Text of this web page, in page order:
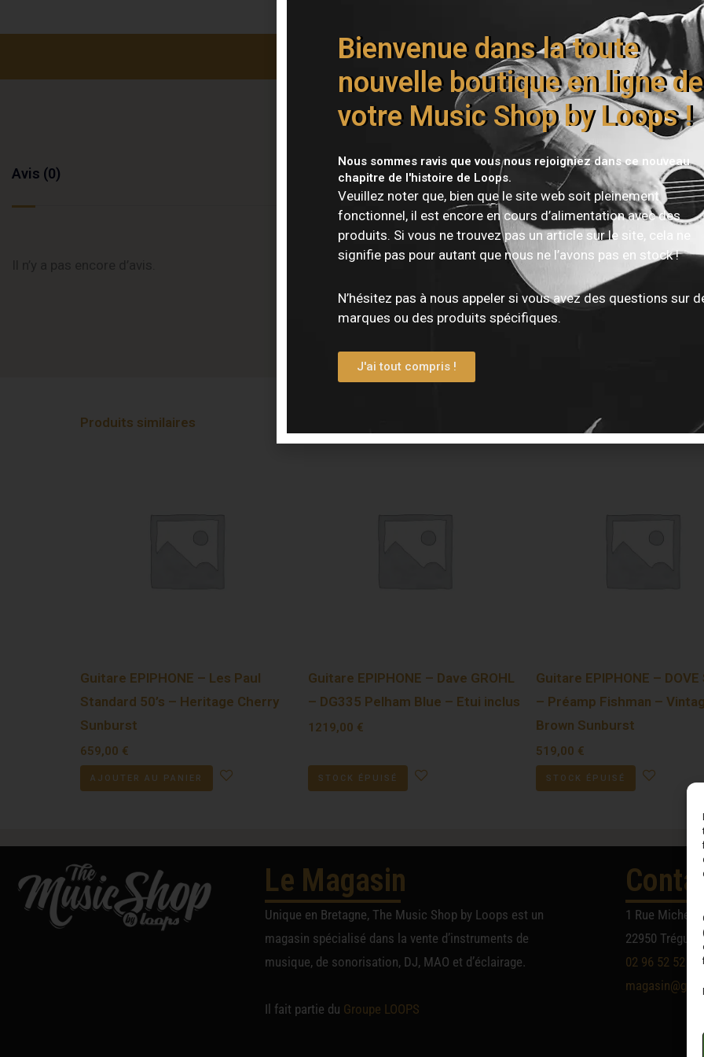
Livraison offerte dès 150€
Avis (0)
Vous devez être connecté pour publier un avis.
Produits similaires
Guitare EPIPHONE – Les Paul
Standard 50’s – Heritage Cherry
Sunburst
659,00 €
AJOUTER AU PANIER
Guitare EPIPHONE – Dave GROHL
– DG335 Pelham Blue – Etui inclus
1219,00 €
STOCK ÉPUISÉ
Guitare EPIPHONE –
– Préamp Fishman –
Brown Sunburst
519,00 €
STOCK ÉPUISÉ
Le Magasin
Unique en Bretagne, The Music Shop by Loops est un
magasin spécialisé dans la vente d’instruments de
musique, de sonorisation, DJ, MAO et d’éclairage.
Il fait partie du Groupe LOOPS
1 Rue Michel
22950
02 96 52 52 52
Bienvenue dans la toute
nouvelle boutique en ligne de
votre Music Shop by Loops !
Nous sommes ravis que vous nous rejoigniez dans ce nouveau
chapitre de l'histoire de Loops.
Veuillez noter que, bien que le site web soit pleinement
fonctionnel, il est encore en cours d’alimentation avec des
produits. Si vous ne trouvez pas un article sur le site, cela ne
signifie pas pour autant que nous ne l’avons pas en stock !
N’hésitez pas à nous appeler si vous avez des questions sur
marques ou des produits spécifiques.
J'ai tout compris !